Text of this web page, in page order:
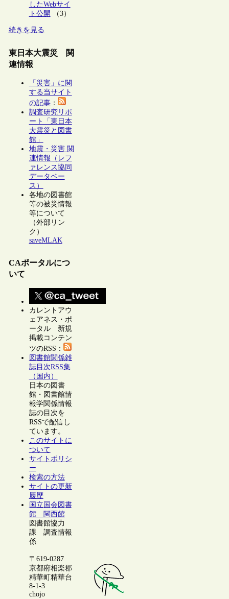
したWebサイ
ト公開
（3）
続きを見る
東日本大震災 関
連情報
「災害」に関
する当サイト
の記事：
調査研究リポ
ート「東日本
大震災と図書
館」
地震・災害 関
連情報（レフ
ァレンス協同
データベー
ス）
各地の図書館
等の被災情報
等について
（外部リン
ク）
saveMLAK
CAポータルにつ
いて
カレントアウ
ェアネス・ポ
ータル 新規
掲載コンテン
ツのRSS：
図書館関係雑
誌目次RSS集
（国内）
日本の図書
館・図書館情
報学関係情報
誌の目次を
RSSで配信し
ています。
このサイトに
ついて
サイトポリシ
ー
検索の方法
サイトの更新
履歴
国立国会図書
館 関西館
図書館協力
課 調査情報
係
〒619-0287
京都府相楽郡
精華町精華台
8-1-3
chojo